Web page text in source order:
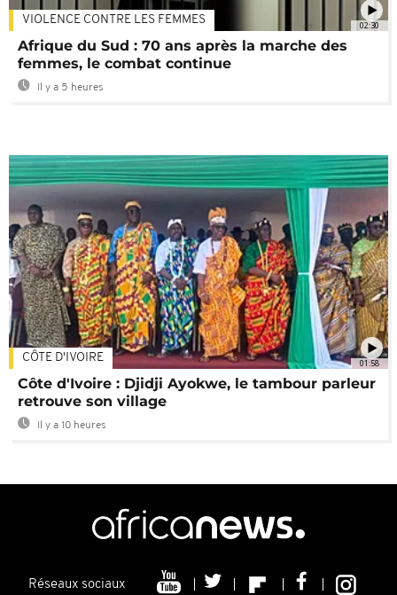
02:30
VIOLENCE CONTRE LES FEMMES
Afrique du Sud : 70 ans après la marche des
femmes, le combat continue
Il y a 5 heures
01:58
CÔTE D'IVOIRE
Côte d'Ivoire : Djidji Ayokwe, le tambour parleur
retrouve son village
Il y a 10 heures
Réseaux sociaux